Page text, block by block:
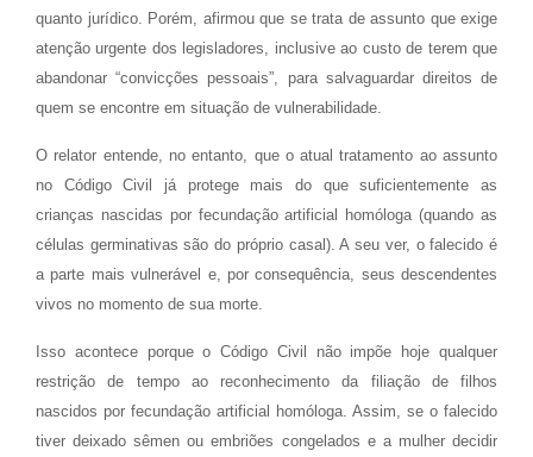
quanto jurídico. Porém, afirmou que se trata de assunto que exige
atenção urgente dos legisladores, inclusive ao custo de terem que
abandonar “convicções pessoais”, para salvaguardar direitos de
quem se encontre em situação de vulnerabilidade.
O relator entende, no entanto, que o atual tratamento ao assunto
no Código Civil já protege mais do que suficientemente as
crianças nascidas por fecundação artificial homóloga (quando as
células germinativas são do próprio casal). A seu ver, o falecido é
a parte mais vulnerável e, por consequência, seus descendentes
vivos no momento de sua morte.
Isso acontece porque o Código Civil não impõe hoje qualquer
restrição de tempo ao reconhecimento da filiação de filhos
nascidos por fecundação artificial homóloga. Assim, se o falecido
tiver deixado sêmen ou embriões congelados e a mulher decidir